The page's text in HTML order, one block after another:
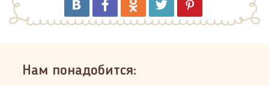
Нам понадобится: